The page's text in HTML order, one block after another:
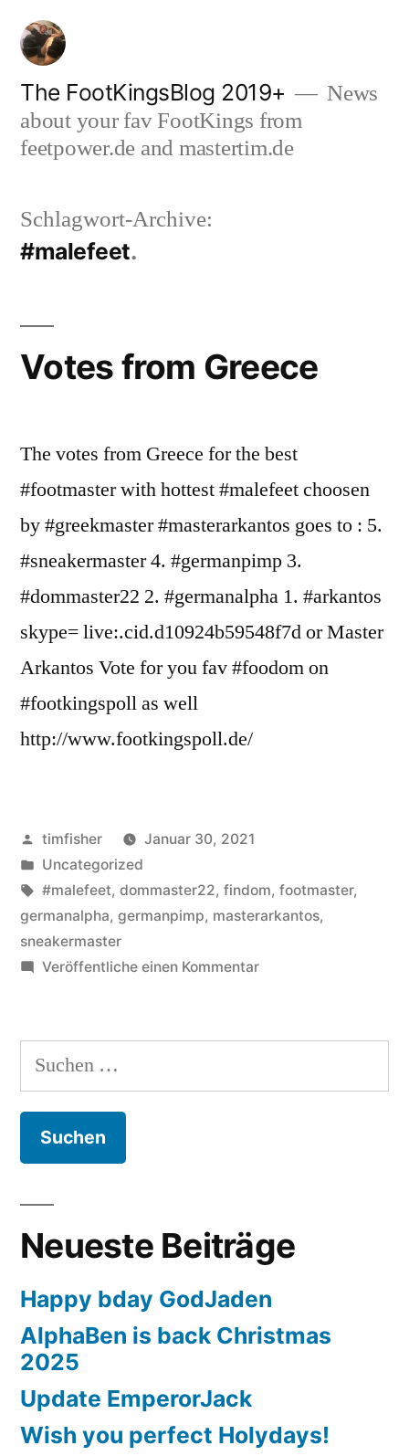
Zum
Inhalt
springen
The FootKingsBlog 2019+
News
about your fav FootKings from
feetpower.de and mastertim.de
Schlagwort-Archive:
#malefeet
Votes from Greece
The votes from Greece for the best
#footmaster with hottest #malefeet choosen
by #greekmaster #masterarkantos goes to : 5.
#sneakermaster 4. #germanpimp 3.
#dommaster22 2. #germanalpha 1. #arkantos
skype= live:.cid.d10924b59548f7d or Master
Arkantos Vote for you fav #foodom on
#footkingspoll as well
http://www.footkingspoll.de/
Veröffentlicht
von
timfisher
Januar 30, 2021
Veröffentlicht
in
Uncategorized
Schlagwörter:
#malefeet, dommaster22, findom, footmaster,
germanalpha, germanpimp, masterarkantos,
sneakermaster
Veröffentliche einen Kommentarzu
Greece
Suchen
nach:
Neueste Beiträge
Happy bday GodJaden
AlphaBen is back Christmas
2025
Update EmperorJack
Wish you perfect Holydays!